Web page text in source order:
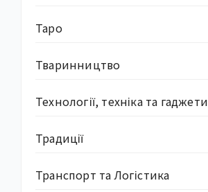
Таро
Тваринництво
Технології, техніка та гаджети
Традиції
Транспорт та Логістика